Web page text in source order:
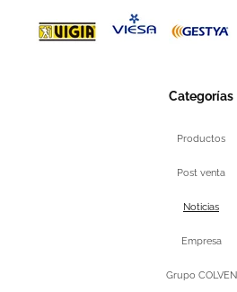
Categorías
Productos
Post venta
Noticias
Empresa
Grupo COLVEN